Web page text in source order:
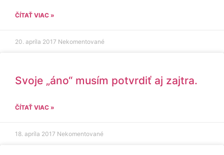
ČÍTAŤ VIAC »
20. apríla 2017 Nekomentované
Svoje „áno“ musím potvrdiť aj zajtra.
ČÍTAŤ VIAC »
18. apríla 2017 Nekomentované